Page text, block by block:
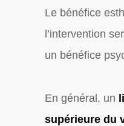
Le bénéfice
l’intervention
un bénéfice
En général, un
supérieure du